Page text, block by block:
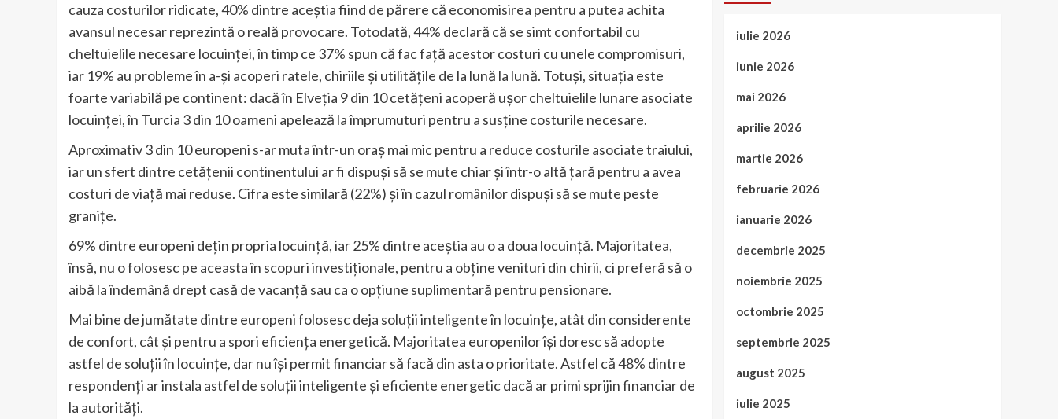
cauza costurilor ridicate, 40% dintre aceștia fiind de părere că economisirea pentru a putea achita
avansul necesar reprezintă o reală provocare. Totodată, 44% declară că se simt confortabil cu
cheltuielile necesare locuinței, în timp ce 37% spun că fac față acestor costuri cu unele compromisuri,
iar 19% au probleme în a-și acoperi ratele, chiriile și utilitățile de la lună la lună. Totuși, situația este
foarte variabilă pe continent: dacă în Elveția 9 din 10 cetățeni acoperă ușor cheltuielile lunare asociate
locuinței, în Turcia 3 din 10 oameni apelează la împrumuturi pentru a susține costurile necesare.
Aproximativ 3 din 10 europeni s-ar muta într-un oraș mai mic pentru a reduce costurile asociate traiului,
iar un sfert dintre cetățenii continentului ar fi dispuși să se mute chiar și într-o altă țară pentru a avea
costuri de viață mai reduse. Cifra este similară (22%) și în cazul românilor dispuși să se mute peste
granițe.
69% dintre europeni dețin propria locuință, iar 25% dintre aceștia au o a doua locuință. Majoritatea,
însă, nu o folosesc pe aceasta în scopuri investiționale, pentru a obține venituri din chirii, ci preferă să o
aibă la îndemână drept casă de vacanță sau ca o opțiune suplimentară pentru pensionare.
Mai bine de jumătate dintre europeni folosesc deja soluții inteligente în locuințe, atât din considerente
de confort, cât și pentru a spori eficiența energetică. Majoritatea europenilor își doresc să adopte
astfel de soluții în locuințe, dar nu își permit financiar să facă din asta o prioritate. Astfel că 48% dintre
respondenți ar instala astfel de soluții inteligente și eficiente energetic dacă ar primi sprijin financiar de
la autorități.
iulie 2026
iunie 2026
mai 2026
aprilie 2026
martie 2026
februarie 2026
ianuarie 2026
decembrie 2025
noiembrie 2025
octombrie 2025
septembrie 2025
august 2025
iulie 2025